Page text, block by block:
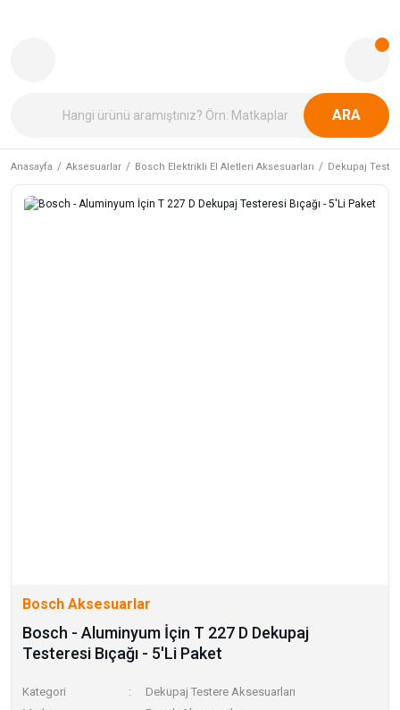
ARA
Anasayfa Aksesuarlar Bosch Elektrikli El Aletleri Aksesuarları Dekupaj
Bosch Aksesuarlar
Bosch - Aluminyum İçin T 227 D Dekupaj
Testeresi Bıçağı - 5'Li Paket
Kategori
Dekupaj Testere Aksesuarları